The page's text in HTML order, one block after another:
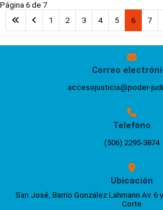
Página 6 de 7
1
2 3 4 5 6 7
Correo
accesojusticia@poder-
Telefóno
(506) 2295-3874
Ubicación
San José, Barrio González Lahmann Av. 6
Corte